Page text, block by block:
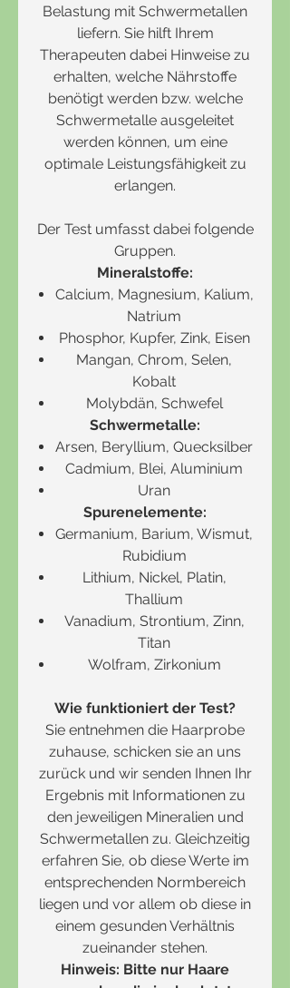
Belastung mit Schwermetallen
liefern. Sie hilft Ihrem
Therapeuten dabei Hinweise zu
erhalten, welche Nährstoffe
benötigt werden bzw. welche
Schwermetalle ausgeleitet
werden können, um eine
optimale Leistungsfähigkeit zu
erlangen.
Der Test umfasst dabei folgende
Gruppen.
Mineralstoffe:
Calcium, Magnesium, Kalium,
Natrium
Phosphor, Kupfer, Zink, Eisen
Mangan, Chrom, Selen,
Kobalt
Molybdän, Schwefel
Schwermetalle:
Arsen, Beryllium, Quecksilber
Cadmium, Blei, Aluminium
Uran
Spurenelemente:
Germanium, Barium, Wismut,
Rubidium
Lithium, Nickel, Platin,
Thallium
Vanadium, Strontium, Zinn,
Titan
Wolfram, Zirkonium
Wie funktioniert der Test?
Sie entnehmen die Haarprobe
zuhause, schicken sie an uns
zurück und wir senden Ihnen Ihr
Ergebnis mit Informationen zu
den jeweiligen Mineralien und
Schwermetallen zu. Gleichzeitig
erfahren Sie, ob diese Werte im
entsprechenden Normbereich
liegen und vor allem ob diese in
einem gesunden Verhältnis
zueinander stehen.
Hinweis: Bitte nur Haare